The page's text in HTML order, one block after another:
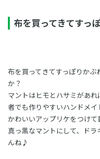
布を買ってきてすっ
布を買ってきてすっぽりか
か？
マントはヒモとハサミがあ
者でも作りやすいハンドメ
かわいいアップリケをつけて
真っ黒なマントにして、ド
んね♪